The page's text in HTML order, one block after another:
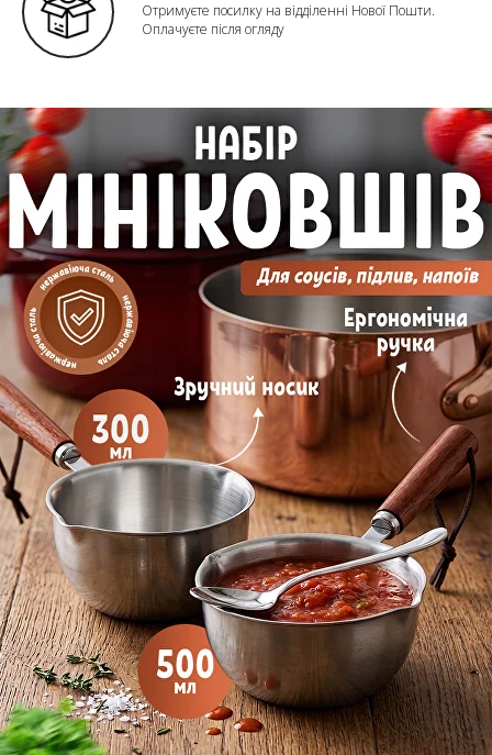
Отримуєте посилку на відділенні Нової Пошти.
Оплачуєте після огляду